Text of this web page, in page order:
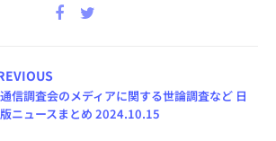
信調査会のメディアに関する世論調査など 日
ニュースまとめ 2024.10.15